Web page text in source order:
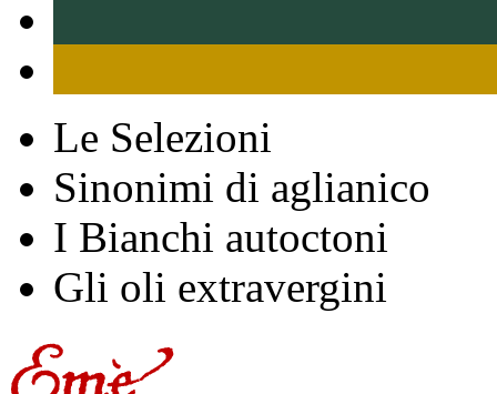
Le Selezioni
Sinonimi di aglianico
I Bianchi autoctoni
Gli oli extravergini